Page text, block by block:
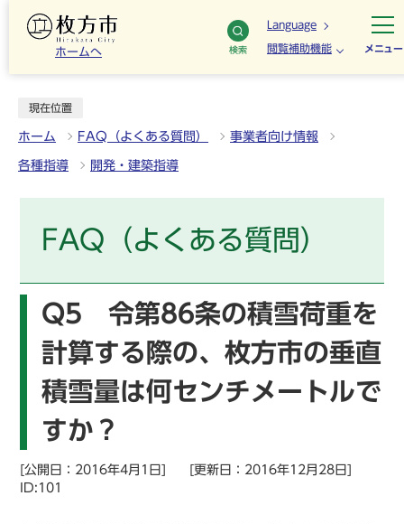
ホームへ 検索
Language
閲覧補助機能 メニュー
現在位置
ホーム FAQ（よくある質問） 事業者向け情報
各種指導 開発・建築指導
FAQ（よくある質問）
Q5 令第86条の積雪荷重を
計算する際の、枚方市の垂直
積雪量は何センチメートルで
すか？
[公開日：2016年4月1日]
[更新日：2016年12月28日]
ID:101